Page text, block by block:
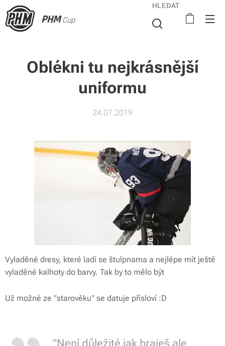
PHMCup
HLEDAT
Oblékni tu nejkrásnější
uniformu
24.07.2019
Vyladěné dresy, které ladí se štulpnama a nejlépe mít ještě
vyladěné kalhoty do barvy. Tak by to mělo být
Už možné ze "starověku" se datuje přísloví :D
"Není důležité jak hraješ ale